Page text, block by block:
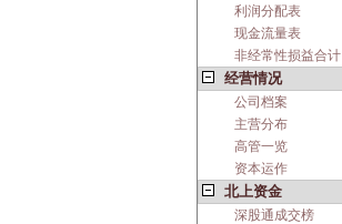
利润分配表
现金流量表
非经常性损益合计
经营情况
公司档案
主营分布
高管一览
资本运作
北上资金
深股通成交榜